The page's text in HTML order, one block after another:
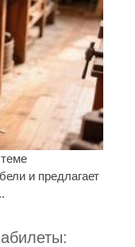
и предлагает